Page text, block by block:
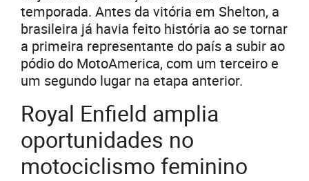
temporada. Antes da vitória em Shelton, a
brasileira já havia feito história ao se tornar
a primeira representante do país a subir ao
pódio do MotoAmerica, com um terceiro e
um segundo lugar na etapa anterior.
Royal Enfield amplia
oportunidades no
motociclismo feminino